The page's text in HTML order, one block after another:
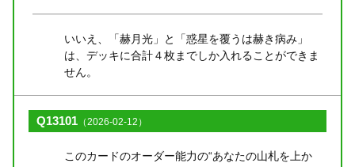
いいえ、「赫月光」と「惑星を覆うは赫き病み」
は、デッキに合計４枚までしか入れることができま
せん。
Q13101 （2026-02-12）
このカードのオーダー能力の“あなたの山札を上か